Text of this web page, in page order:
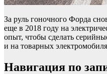
За руль гоночного Форда
еще в 2018 году на
опыт, чтобы сделать
и на товарных
Навигация по